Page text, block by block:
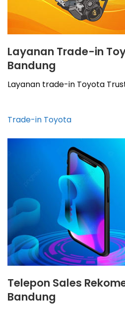
Layanan Trade-in
Bandung
Layanan trade-in Toyota
Trade-in Toyota
Telepon Sales
Bandung